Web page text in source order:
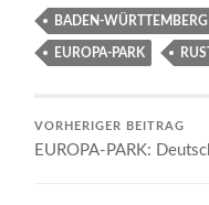
BADEN-WÜRTTEMBERG
EUROPA-PARK
VORHERIGER BEITRAG
EUROPA-PARK: